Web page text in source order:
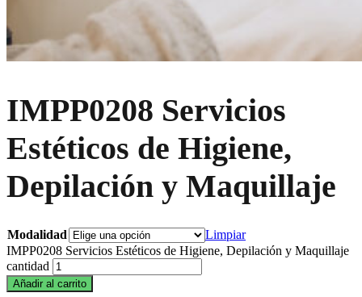
IMPP0208 Servicios
Estéticos de Higiene,
Depilación y Maquillaje
Modalidad
Limpiar
IMPP0208 Servicios Estéticos de Higiene, Depilación y Maquillaje
cantidad
Añadir al carrito